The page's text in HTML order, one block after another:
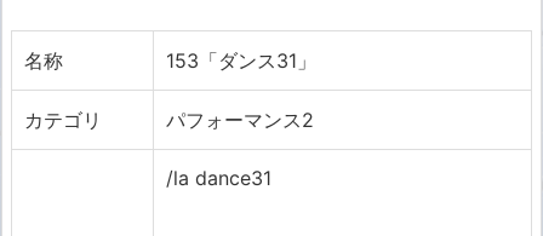
名称 153「ダンス31」
カテゴリ パフォーマンス2
/la dance31